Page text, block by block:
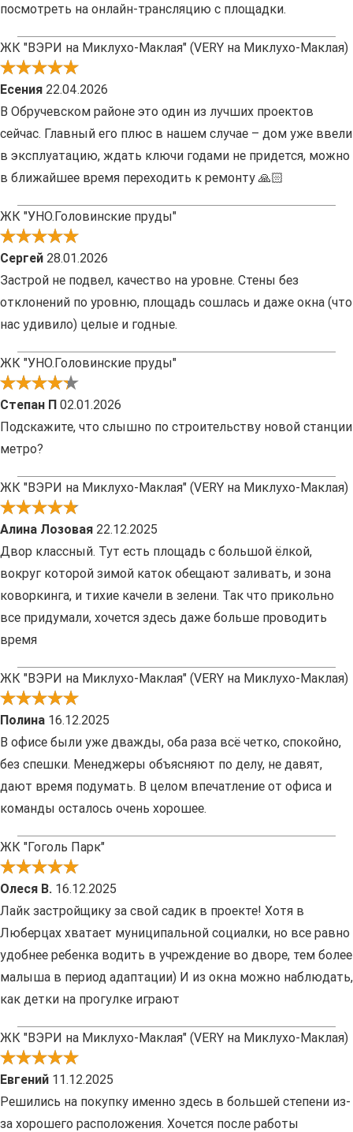
посмотреть на онлайн-трансляцию с площадки.
ЖК "ВЭРИ на Миклухо-Маклая" (VERY на Миклухо-Маклая)
Есения 22.04.2026
В Обручевском районе это один из лучших проектов
сейчас. Главный его плюс в нашем случае – дом уже ввели
в эксплуатацию, ждать ключи годами не придется, можно
в ближайшее время переходить к ремонту 🙏🏻
ЖК "УНО.Головинские пруды"
Сергей 28.01.2026
Застрой не подвел, качество на уровне. Стены без
отклонений по уровню, площадь сошлась и даже окна (что
нас удивило) целые и годные.
ЖК "УНО.Головинские пруды"
Степан П 02.01.2026
Подскажите, что слышно по строительству новой станции
метро?
ЖК "ВЭРИ на Миклухо-Маклая" (VERY на Миклухо-Маклая)
Алина Лозовая 22.12.2025
Двор классный. Тут есть площадь с большой ёлкой,
вокруг которой зимой каток обещают заливать, и зона
коворкинга, и тихие качели в зелени. Так что прикольно
все придумали, хочется здесь даже больше проводить
время
ЖК "ВЭРИ на Миклухо-Маклая" (VERY на Миклухо-Маклая)
Полина 16.12.2025
В офисе были уже дважды, оба раза всё четко, спокойно,
без спешки. Менеджеры объясняют по делу, не давят,
дают время подумать. В целом впечатление от офиса и
команды осталось очень хорошее.
ЖК "Гоголь Парк"
Олеся В. 16.12.2025
Лайк застройщику за свой садик в проекте! Хотя в
Люберцах хватает муниципальной социалки, но все равно
удобнее ребенка водить в учреждение во дворе, тем более
малыша в период адаптации) И из окна можно наблюдать,
как детки на прогулке играют
ЖК "ВЭРИ на Миклухо-Маклая" (VERY на Миклухо-Маклая)
Евгений 11.12.2025
Решились на покупку именно здесь в большей степени из-
за хорошего расположения. Хочется после работы